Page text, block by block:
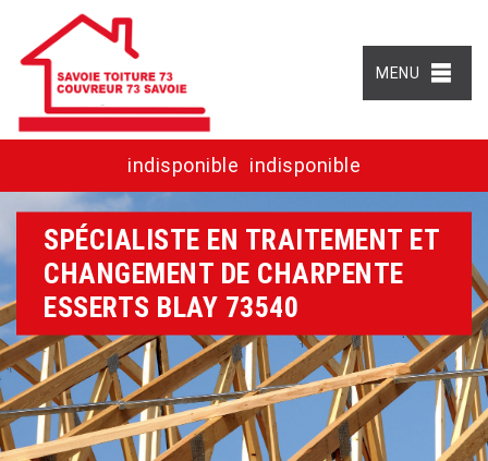
MENU
indisponible indisponible
SPÉCIALISTE EN TRAITEMENT ET
CHANGEMENT DE CHARPENTE
ESSERTS BLAY 73540